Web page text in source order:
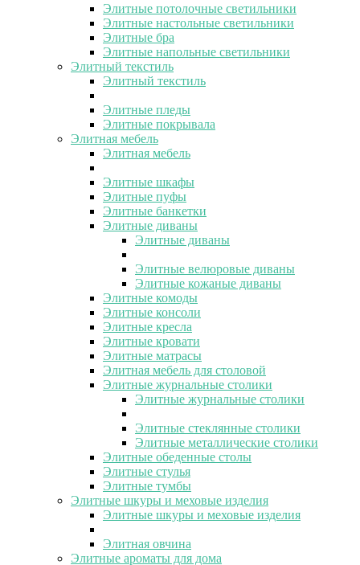
Элитные потолочные светильники
Элитные настольные светильники
Элитные бра
Элитные напольные светильники
Элитный текстиль
Элитный текстиль
Элитные пледы
Элитные покрывала
Элитная мебель
Элитная мебель
Элитные шкафы
Элитные пуфы
Элитные банкетки
Элитные диваны
Элитные диваны
Элитные велюровые диваны
Элитные кожаные диваны
Элитные комоды
Элитные консоли
Элитные кресла
Элитные кровати
Элитные матрасы
Элитная мебель для столовой
Элитные журнальные столики
Элитные журнальные столики
Элитные стеклянные столики
Элитные металлические столики
Элитные обеденные столы
Элитные стулья
Элитные тумбы
Элитные шкуры и меховые изделия
Элитные шкуры и меховые изделия
Элитная овчина
Элитные ароматы для дома